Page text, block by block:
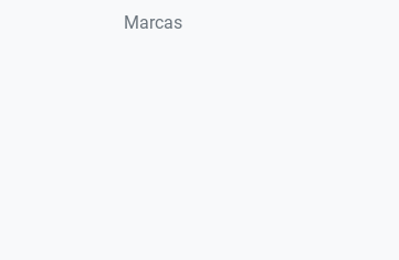
Marcas